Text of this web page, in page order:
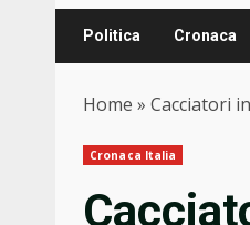
Politica Cronaca
Home » Cacciatori
Cronaca Italia